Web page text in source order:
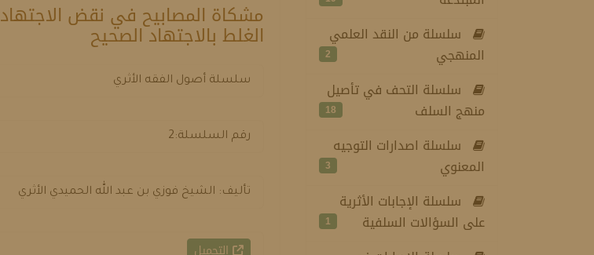
سلسلة من النقد العلمي
المنهجي
2
سلسلة التحف في تأصيل
منهج السلف
18
سلسلة اصدارات التوجيه
المعنوي
3
سلسلة الإجابات الأثرية
على السؤالات السلفية
1
مشكاة المصابيح في نقض الاجتهاد
الغلط بالاجتهاد الصحيح
سلسلة أصول الفقه الأثري
رقم السلسلة:2
تأليف: الشيخ فوزي بن عبد الله الحميدي الأثري
التحميل